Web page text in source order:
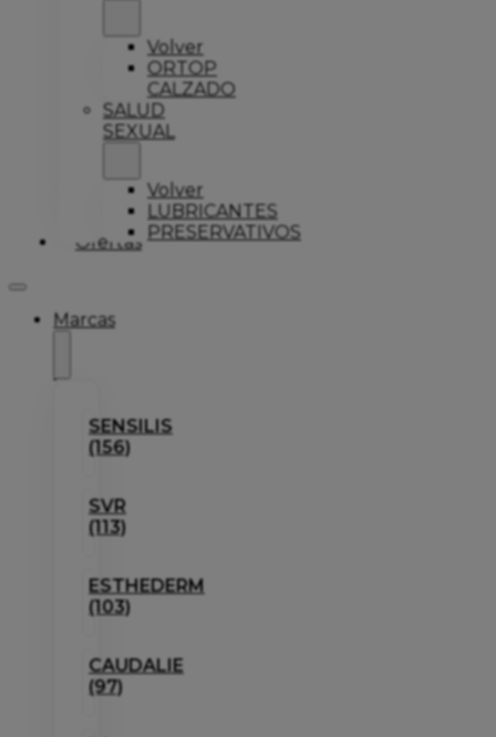
Volver
ORTOP
CALZADO
SALUD
SEXUAL
Volver
LUBRICANTES
PRESERVATIVOS
Ofertas
Marcas
SENSILIS
(156)
SVR
(113)
ESTHEDERM
(103)
CAUDALIE
(97)